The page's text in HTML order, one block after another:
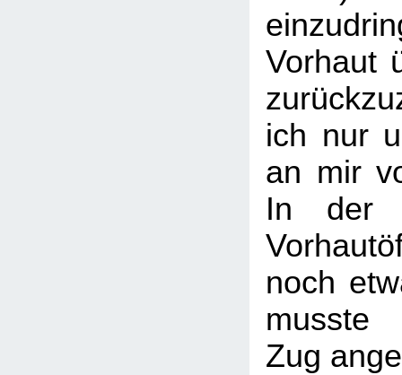
Vorhaut
ich nur
an mir
In der
noch
musste
Zug